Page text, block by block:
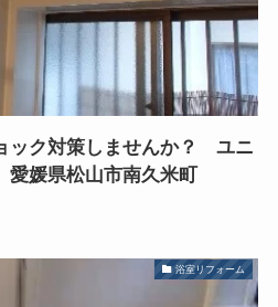
ック対策しませんか？ ユニ
媛県松山市南久米町
浴室リフォーム